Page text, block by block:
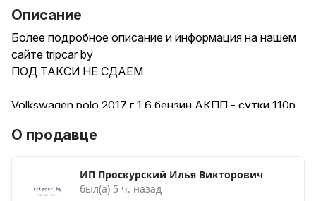
Описание
Более подробное описание и информация на нашем
сайте tripcar by
ПОД ТАКСИ НЕ СДАЕМ
Volkswagen polo 2017 г 1.6 бензин AКПП - сутки 110р
за сутки, bluetooth, apple car play, громкая связь,
камера заднего вида.
О продавце
ИП Проскурский Илья Викторович
был(а) 5 ч. назад